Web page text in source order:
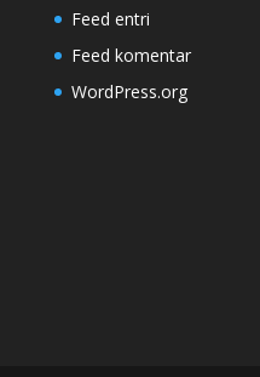
Feed entri
Feed komentar
WordPress.org